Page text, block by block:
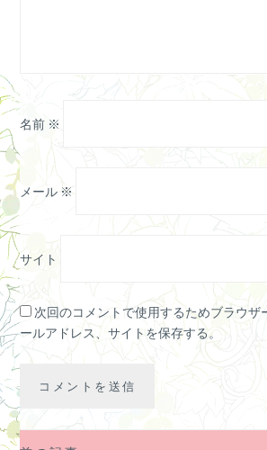
名前 ※
メール ※
サイト
次回のコメントで使用するためブラウザ
ールアドレス、サイトを保存する。